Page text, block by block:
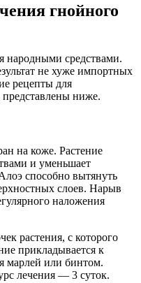
гнойного
народными средствами.
не хуже импортных
рецепты для
представлены ниже.
на коже. Растение
и уменьшает
способно вытянуть
слоев. Нарыв
наложения
растения, с которого
прикладывается к
марлей или бинтом.
лечения — 3 суток.